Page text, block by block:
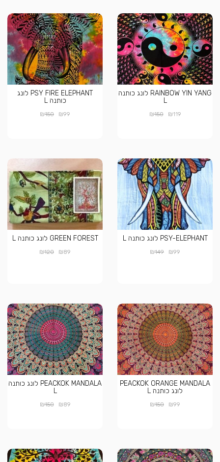
RAINBOW YIN YANG לונג כותנה
L
₪119
₪150
PSY FIRE ELEPHANT לונג
כותנה L
₪99
₪150
PSY-ELEPHANT לונג כותנה L
₪99
₪149
GREEN FOREST לונג כותנה L
₪89
₪120
PEACKOK ORANGE MANDALA
לונג כותנה L
₪99
₪150
PEACKOK MANDALA לונג כותנה
L
₪89
₪150